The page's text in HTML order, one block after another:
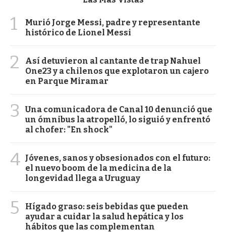
1
Murió Jorge Messi, padre y representante
histórico de Lionel Messi
2
Así detuvieron al cantante de trap Nahuel
One23 y a chilenos que explotaron un cajero
en Parque Miramar
3
Una comunicadora de Canal 10 denunció que
un ómnibus la atropelló, lo siguió y enfrentó
al chofer: "En shock"
4 Jóvenes, sanos y obsesionados con el futuro:
el nuevo boom de la medicina de la
longevidad llega a Uruguay
5
Hígado graso: seis bebidas que pueden
ayudar a cuidar la salud hepática y los
hábitos que las complementan